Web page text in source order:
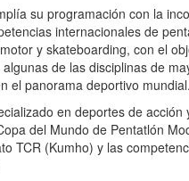
su programación con la
internacionales de
y skateboarding, con el
de las disciplinas de
el panorama deportivo mundial.
en deportes de acción
del Mundo de Pentatlón
TCR (Kumho) y las